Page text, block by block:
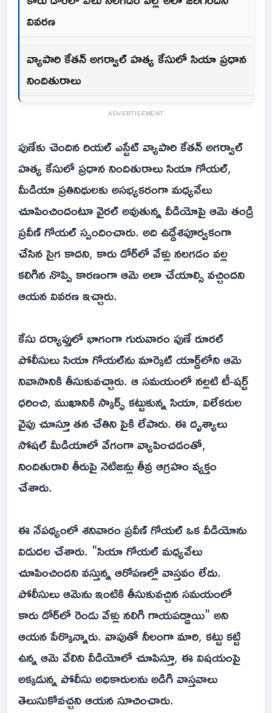
వివరణ
వ్యాపారి కేతన్ అగర్వాల్ హత్య కేసులో సియా ప్రధాన
నిందితురాలు
ADVERTISEMENT
పుణేకు చెందిన రియల్ ఎస్టేట్ వ్యాపారి కేతన్ అగర్వాల్
హత్య కేసులో ప్రధాన నిందితురాలు సియా గోయల్,
మీడియా ప్రతినిధులకు అసభ్యకరంగా మధ్యవేలు
చూపించిందంటూ వైరల్ అవుతున్న వీడియోపై ఆమె తండ్రి
ప్రవీణ్ గోయల్ స్పందించారు. అది ఉద్దేశపూర్వకంగా
చేసిన సైగ కాదని, కారు డోర్‌లో వేళ్లు నలగడం వల్ల
కలిగిన నొప్పి కారణంగా ఆమె అలా చేయాల్సి వచ్చిందని
ఆయన వివరణ ఇచ్చారు.
కేసు దర్యాప్తులో భాగంగా గురువారం పుణే రూరల్
పోలీసులు సియా గోయల్‌ను మార్కెట్ యార్డ్‌లోని ఆమె
నివాసానికి తీసుకువచ్చారు. ఆ సమయంలో నల్లటి టీ-షర్ట్
ధరించి, ముఖానికి స్కార్ఫ్‌ కట్టుకున్న సియా, విలేకరుల
వైపు చూస్తూ తన చేతిని పైకి లేపారు. ఈ దృశ్యాలు
సోషల్ మీడియాలో వేగంగా వ్యాపించడంతో,
నిందితురాలి తీరుపై నెటిజన్లు తీవ్ర ఆగ్రహం వ్యక్తం
చేశారు.
ఈ నేపథ్యంలో శనివారం ప్రవీణ్ గోయల్ ఒక వీడియోను
విడుదల చేశారు. "సియా గోయల్ మధ్యవేలు
చూపించిందని వస్తున్న ఆరోపణల్లో వాస్తవం లేదు.
పోలీసులు ఆమెను ఇంటికి తీసుకువచ్చిన సమయంలో
కారు డోర్‌లో రెండు వేళ్లు నలిగి గాయపడ్డాయి" అని
ఆయన పేర్కొన్నారు. వాపుతో నీలంగా మారి, కట్టు కట్టి
ఉన్న ఆమె వేలిని వీడియోలో చూపిస్తూ, ఈ విషయంపై
అక్కడున్న పోలీసు అధికారులను అడిగి వాస్తవాలు
తెలుసుకోవచ్చని ఆయన సూచించారు.